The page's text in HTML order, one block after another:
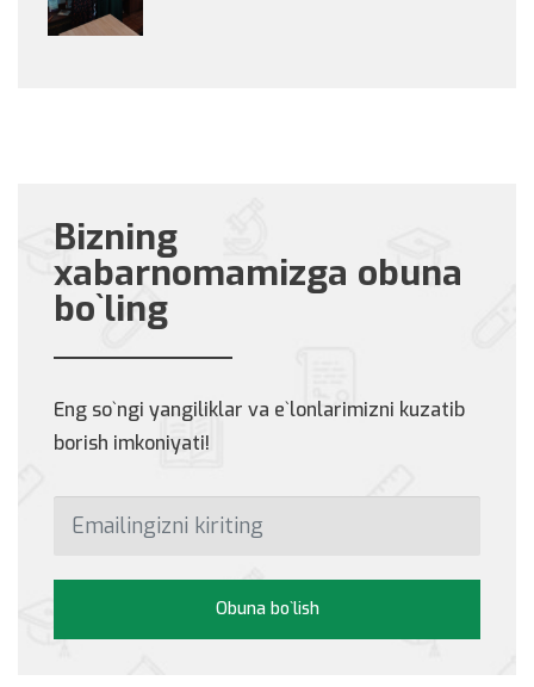
Bizning
xabarnomamizga obuna
bo`ling
Eng so`ngi yangiliklar va e`lonlarimizni kuzatib
borish imkoniyati!
Obuna bo`lish